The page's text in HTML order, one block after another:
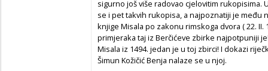
sigurno još više radovao cjelovitim rukopisima.
se i pet takvih rukopisa, a najpoznatiji je među
knjige Misala po zakonu rimskoga dvora ( 22.
primjeraka taj iz Berčićeve zbirke najpotpuniji
Misala iz 1494. jedan je u toj zbirci! I dokazi
Šimun Kožičić Benja nalaze se u njoj.